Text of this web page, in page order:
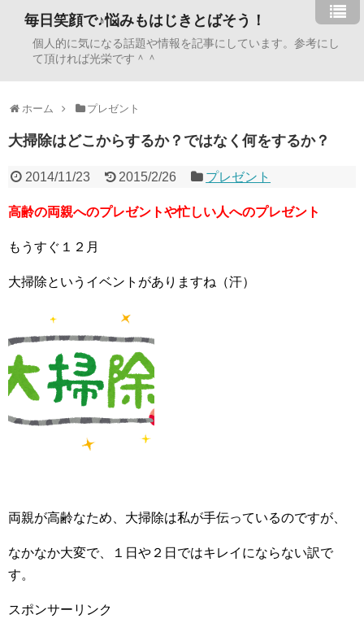
毎日笑顔で♪悩みもはじきとばそう！
個人的に気になる話題や情報を記事にしています。参考にし
て頂ければ光栄です＾＾
ホーム プレゼント
大掃除はどこからするか？ではなく何をするか？
2014/11/23 2015/2/26 プレゼント
高齢の両親へのプレゼントや忙しい人へのプレゼント
もうすぐ１２月
大掃除というイベントがありますね（汗）
両親が高齢なため、大掃除は私が手伝っているのですが、
なかなか大変で、１日や２日ではキレイにならない訳で
す。
スポンサーリンク